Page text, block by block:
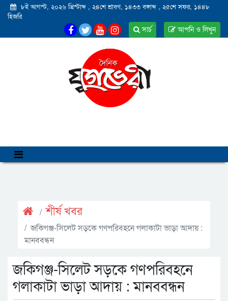
৮ই আগস্ট, ২০২৬ খ্রিস্টাব্দ , ২৪শে শ্রাবণ, ১৪৩৩ বঙ্গাব্দ , ২৫শে সফর, ১৪৪৮
হিজরি
আপনি ও লিখুন
সার্চ
শীর্ষ খবর
জকিগঞ্জ-সিলেট সড়কে গণপরিবহনে গলাকাটা ভাড়া আদায় :
মানববন্ধন
জকিগঞ্জ-সিলেট সড়কে গণপরিবহনে
গলাকাটা ভাড়া আদায় : মানববন্ধন